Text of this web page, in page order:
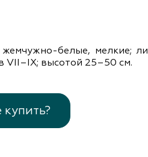
жемчужно-белые, мелкие;
VІІ–ІХ; высотой 25–50 см.
купить?